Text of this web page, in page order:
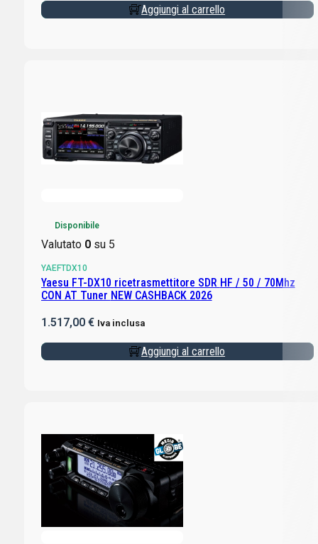
Aggiungi al carrello
Disponibile
Valutato 0su 5
YAEFTDX10
Yaesu FT-DX10 ricetrasmettitore SDR HF / 50 / 70Mhz
CON AT Tuner NEW CASHBACK 2026
1.517,00 € Iva inclusa
Aggiungi al carrello